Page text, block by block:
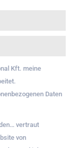
Kft. meine
Daten
vertraut
von